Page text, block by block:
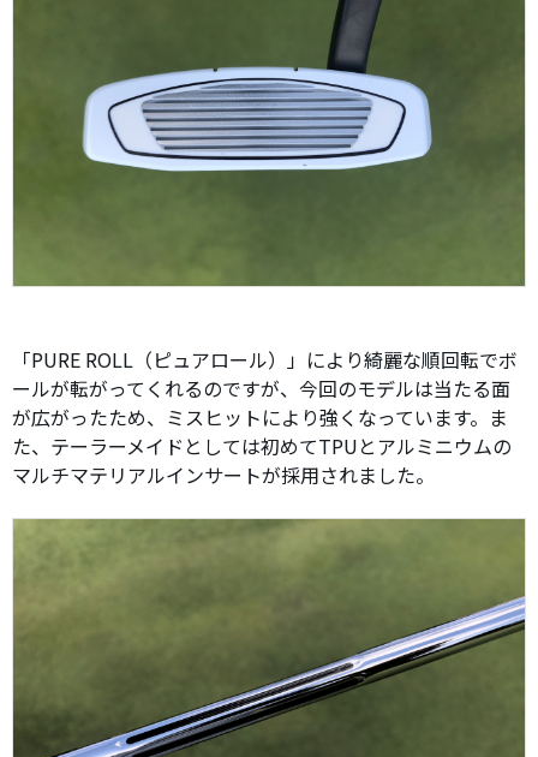
「PURE ROLL（ピュアロール）」により綺麗な順回転でボ
ールが転がってくれるのですが、今回のモデルは当たる面
が広がったため、ミスヒットにより強くなっています。ま
た、テーラーメイドとしては初めてTPUとアルミニウムの
マルチマテリアルインサートが採用されました。